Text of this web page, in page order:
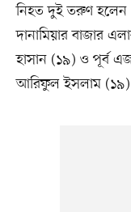
নিহত দুই তরুণ হলেন
দানামিয়ার বাজার
হাসান (১৯) ও পূর্ব
আরিফুল ইসলাম